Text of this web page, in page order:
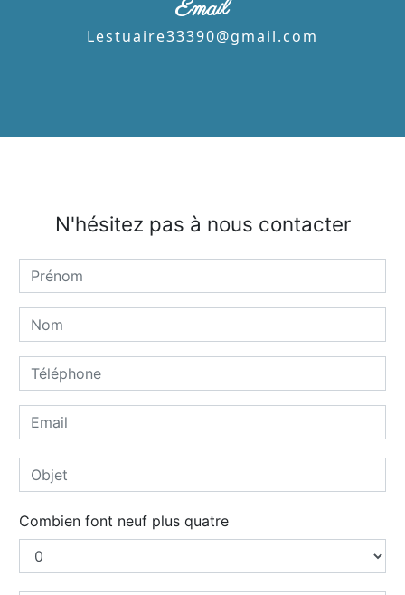
Email
lestuaire33390@gmail.com
N'hésitez pas à nous contacter
Combien font neuf plus quatre